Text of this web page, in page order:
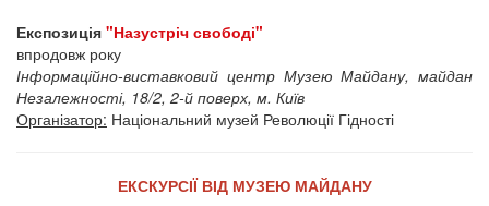
Експозиція "Назустріч свободі"
впродовж року
Інформаційно-виставковий центр Музею Майдану, майдан
Незалежності, 18/2, 2-й поверх, м. Київ
Організатор: Національний музей Революції Гідності
ЕКСКУРСІЇ ВІД МУЗЕЮ МАЙДАНУ